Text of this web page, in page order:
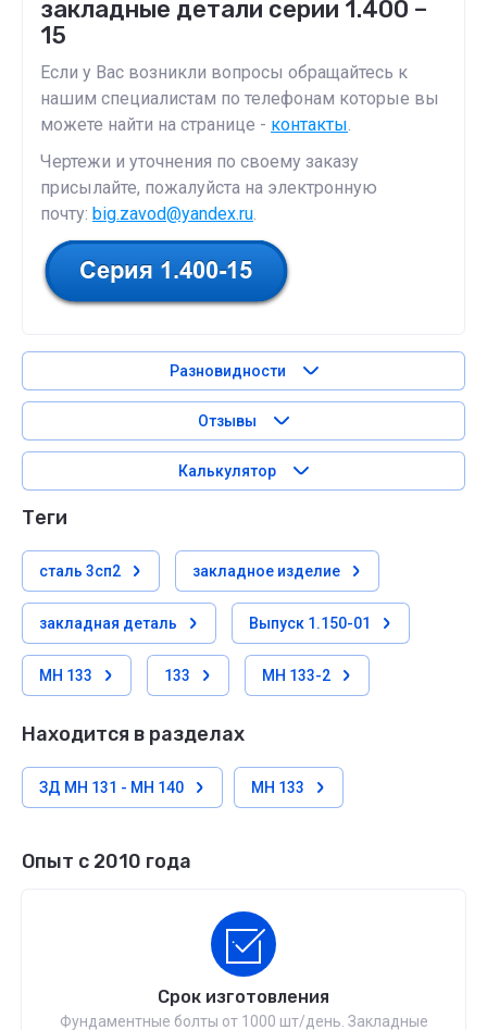
закладные детали серии 1.400 –
15
Если у Вас возникли вопросы обращайтесь к
нашим специалистам по телефонам которые вы
можете найти на странице - контакты.
Чертежи и уточнения по своему заказу
присылайте, пожалуйста на электронную
почту: big.zavod@yandex.ru.
Разновидности
Отзывы
Калькулятор
теги
сталь 3сп2 закладное изделие
закладная деталь Выпуск 1.150-01
МН 133 133 МН 133-2
Находится в разделах
ЗД МН 131 - МН 140 МН 133
Опыт с 2010 года
Срок изготовления
Фундаментные болты от 1000 шт/день. Закладные